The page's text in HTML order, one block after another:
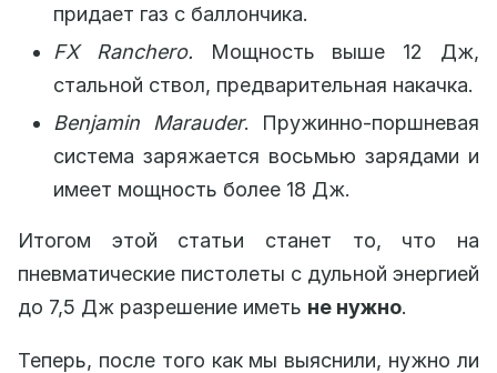
придает газ с баллончика.
FX Ranchero. Мощность выше 12 Дж,
стальной ствол, предварительная накачка.
Benjamin Marauder. Пружинно-поршневая
система заряжается восьмью зарядами и
имеет мощность более 18 Дж.
Итогом этой статьи станет то, что на
пневматические пистолеты с дульной энергией
до 7,5 Дж разрешение иметь не нужно.
Теперь, после того как мы выяснили, нужно ли